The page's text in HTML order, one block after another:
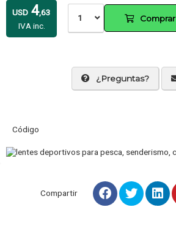
USD 4,63
IVA inc.
1 Comprar
¿Preguntas?
Código
Compartir